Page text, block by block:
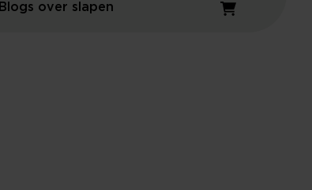
Blogs over slapen
Winkelwagen